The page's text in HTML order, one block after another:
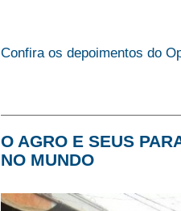
Confira os depoimentos do
O AGRO E SEUS
NO MUNDO